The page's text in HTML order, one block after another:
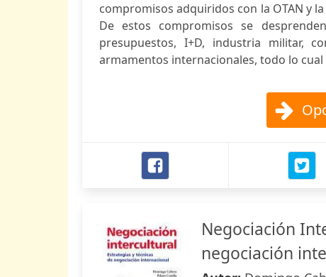
compromisos adquiridos con la OTAN y
De estos compromisos se
presupuestos, I+D, industria militar,
armamentos internacionales, todo lo
Negociación
negociación